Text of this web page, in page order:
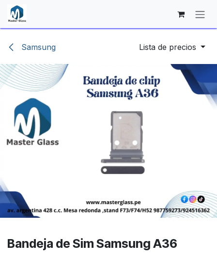
Ir al contenido
Samsung Lista de precios
Bandeja de Sim Samsung A36